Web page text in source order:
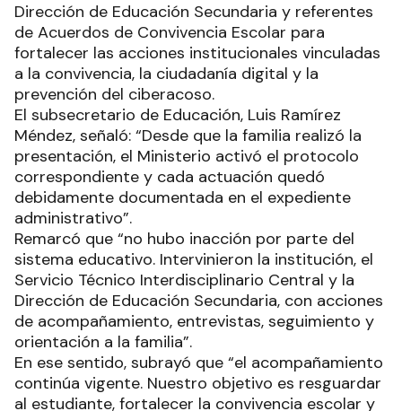
Dirección de Educación Secundaria y referentes
de Acuerdos de Convivencia Escolar para
fortalecer las acciones institucionales vinculadas
a la convivencia, la ciudadanía digital y la
prevención del ciberacoso.
El subsecretario de Educación, Luis Ramírez
Méndez, señaló: “Desde que la familia realizó la
presentación, el Ministerio activó el protocolo
correspondiente y cada actuación quedó
debidamente documentada en el expediente
administrativo”.
Remarcó que “no hubo inacción por parte del
sistema educativo. Intervinieron la institución, el
Servicio Técnico Interdisciplinario Central y la
Dirección de Educación Secundaria, con acciones
de acompañamiento, entrevistas, seguimiento y
orientación a la familia”.
En ese sentido, subrayó que “el acompañamiento
continúa vigente. Nuestro objetivo es resguardar
al estudiante, fortalecer la convivencia escolar y